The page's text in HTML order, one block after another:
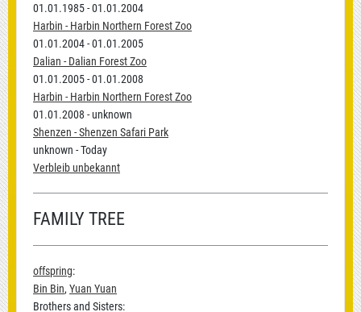
01.01.1985 - 01.01.2004
Harbin - Harbin Northern Forest Zoo
01.01.2004 - 01.01.2005
Dalian - Dalian Forest Zoo
01.01.2005 - 01.01.2008
Harbin - Harbin Northern Forest Zoo
01.01.2008 - unknown
Shenzen - Shenzen Safari Park
unknown - Today
Verbleib unbekannt
FAMILY TREE
offspring:
Bin Bin, Yuan Yuan
Brothers and Sisters: